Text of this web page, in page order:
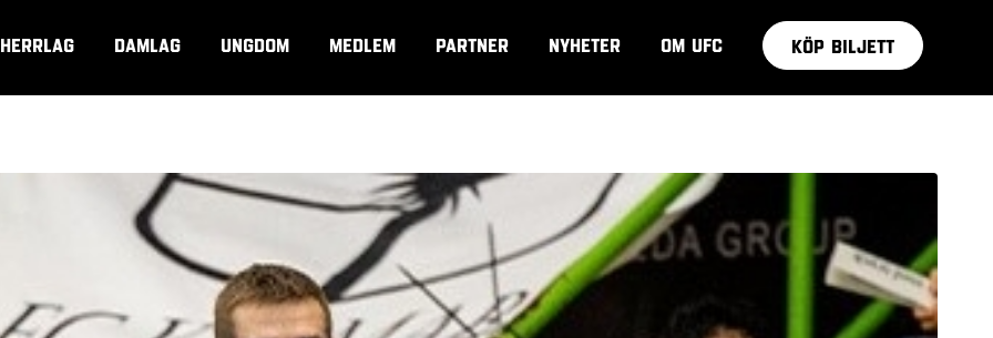
HERRLAG DAMLAG UNGDOM MEDLEM PARTNER NYHETER OM UFC KÖP BILJETT